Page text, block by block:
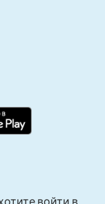
войти в